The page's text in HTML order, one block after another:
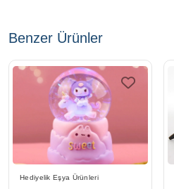
Benzer Ürünler
Hediyelik Eşya Ürünleri